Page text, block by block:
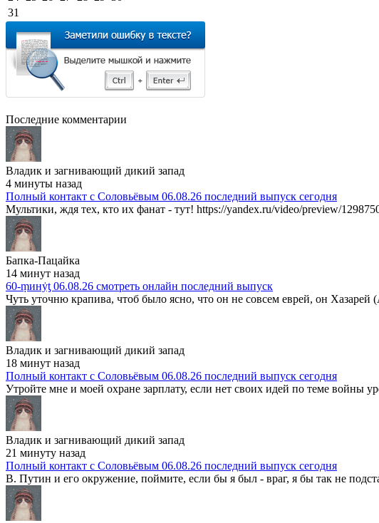
31
Последние комментарии
Владик и загнивающий дикий запад
4 минуты назад
Полный контакт с Соловьёвым 06.08.26 последний выпуск сегодня
Мультики, ждя тех, кто их фанат - тут! https://yandex.ru/video/preview/
Бапка-Пацайка
14 минут назад
60-ṃинẏƫ 06.08.26 смотреть онлайн последний выпуск
Чуть уточню крапива, чтоб было ясно, что он не совсем еврей, он Хазарей
Владик и загнивающий дикий запад
18 минут назад
Полный контакт с Соловьёвым 06.08.26 последний выпуск сегодня
Утройте мне и моей охране зарплату, если нет своих идей по теме войны
Владик и загнивающий дикий запад
21 минуту назад
Полный контакт с Соловьёвым 06.08.26 последний выпуск сегодня
В. Путин и его окружение, поймите, если бы я был - враг, я бы так не